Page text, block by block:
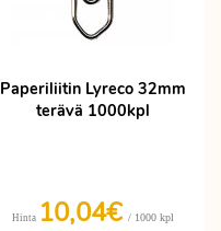
Paperiliitin Lyreco 32mm
terävä 1000kpl
Hinta 10,04€ / 1000 kpl